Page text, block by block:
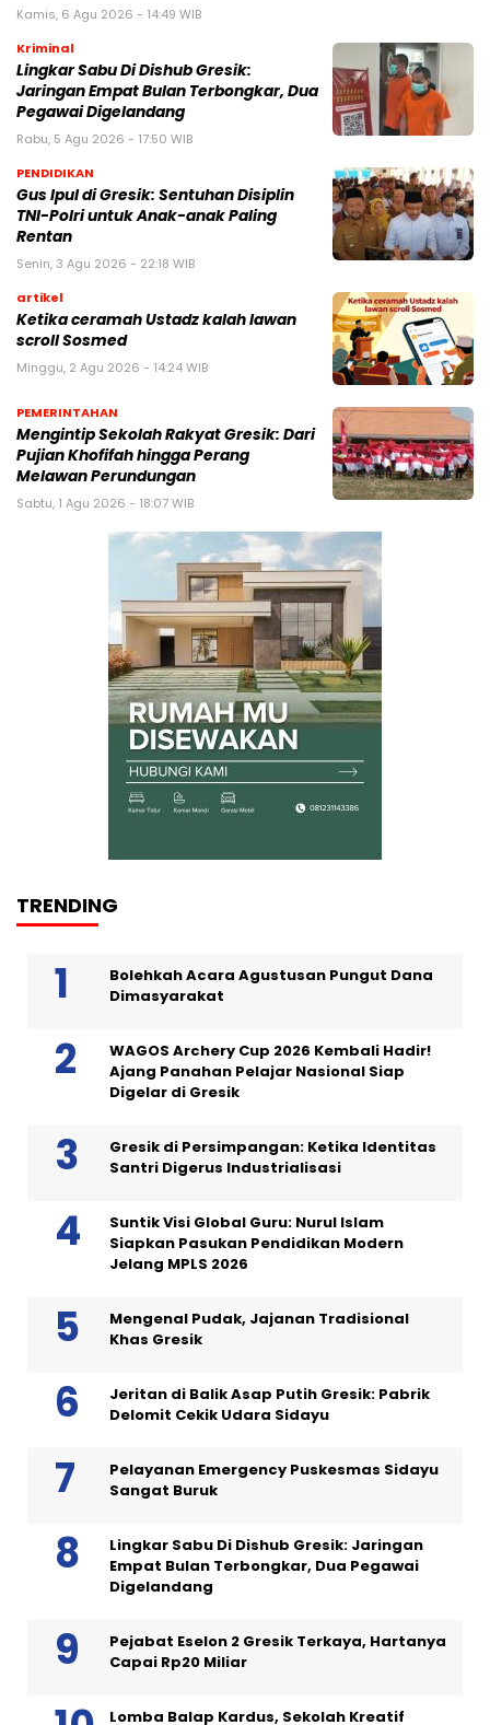
Kamis, 6 Agu 2026 - 14:49 WIB
Kriminal
Lingkar Sabu Di Dishub Gresik:
Jaringan Empat Bulan Terbongkar, Dua
Pegawai Digelandang
Rabu, 5 Agu 2026 - 17:50 WIB
PENDIDIKAN
Gus Ipul di Gresik: Sentuhan Disiplin
TNI-Polri untuk Anak-anak Paling
Rentan
Senin, 3 Agu 2026 - 22:18 WIB
artikel
Ketika ceramah Ustadz kalah lawan
scroll Sosmed
Minggu, 2 Agu 2026 - 14:24 WIB
PEMERINTAHAN
Mengintip Sekolah Rakyat Gresik: Dari
Pujian Khofifah hingga Perang
Melawan Perundungan
Sabtu, 1 Agu 2026 - 18:07 WIB
TRENDING
Bolehkah Acara Agustusan Pungut Dana
Dimasyarakat
WAGOS Archery Cup 2026 Kembali Hadir!
Ajang Panahan Pelajar Nasional Siap
Digelar di Gresik
Gresik di Persimpangan: Ketika Identitas
Santri Digerus Industrialisasi
Suntik Visi Global Guru: Nurul Islam
Siapkan Pasukan Pendidikan Modern
Jelang MPLS 2026
Mengenal Pudak, Jajanan Tradisional
Khas Gresik
Jeritan di Balik Asap Putih Gresik: Pabrik
Delomit Cekik Udara Sidayu
Pelayanan Emergency Puskesmas Sidayu
Sangat Buruk
Lingkar Sabu Di Dishub Gresik: Jaringan
Empat Bulan Terbongkar, Dua Pegawai
Digelandang
Pejabat Eselon 2 Gresik Terkaya, Hartanya
Capai Rp20 Miliar
Lomba Balap Kardus, Sekolah Kreatif